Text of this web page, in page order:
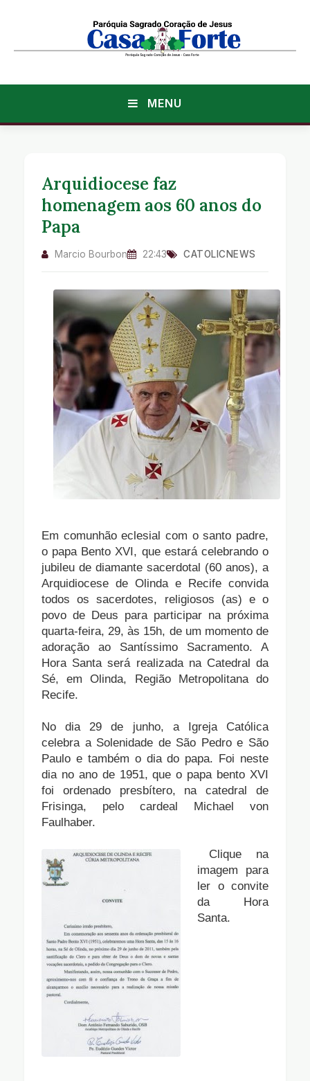
MENU
Arquidiocese faz
homenagem aos 60 anos do
Papa
Marcio Bourbon 22:43 CATOLICNEWS
Em comunhão eclesial com o santo padre,
o papa Bento XVI, que estará celebrando o
jubileu de diamante sacerdotal (60 anos), a
Arquidiocese de Olinda e Recife convida
todos os sacerdotes, religiosos (as) e o
povo de Deus para participar na próxima
quarta-feira, 29, às 15h, de um momento de
adoração ao Santíssimo Sacramento. A
Hora Santa será realizada na Catedral da
Sé, em Olinda, Região Metropolitana do
Recife.
No dia 29 de junho, a Igreja Católica
celebra a Solenidade de São Pedro e São
Paulo e também o dia do papa. Foi neste
dia no ano de 1951, que o papa bento XVI
foi ordenado presbítero, na catedral de
Frisinga, pelo cardeal Michael von
Faulhaber.
Clique na
imagem para
ler o convite
da Hora
Santa.